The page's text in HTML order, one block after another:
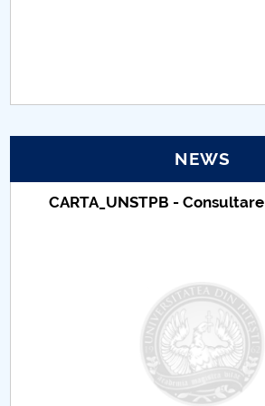
Personal data protection
UPIT for the community
Comisie de etica unversitară
Accesibilitate pentru studenții cu
NEWS
CARTA_UNSTPB -